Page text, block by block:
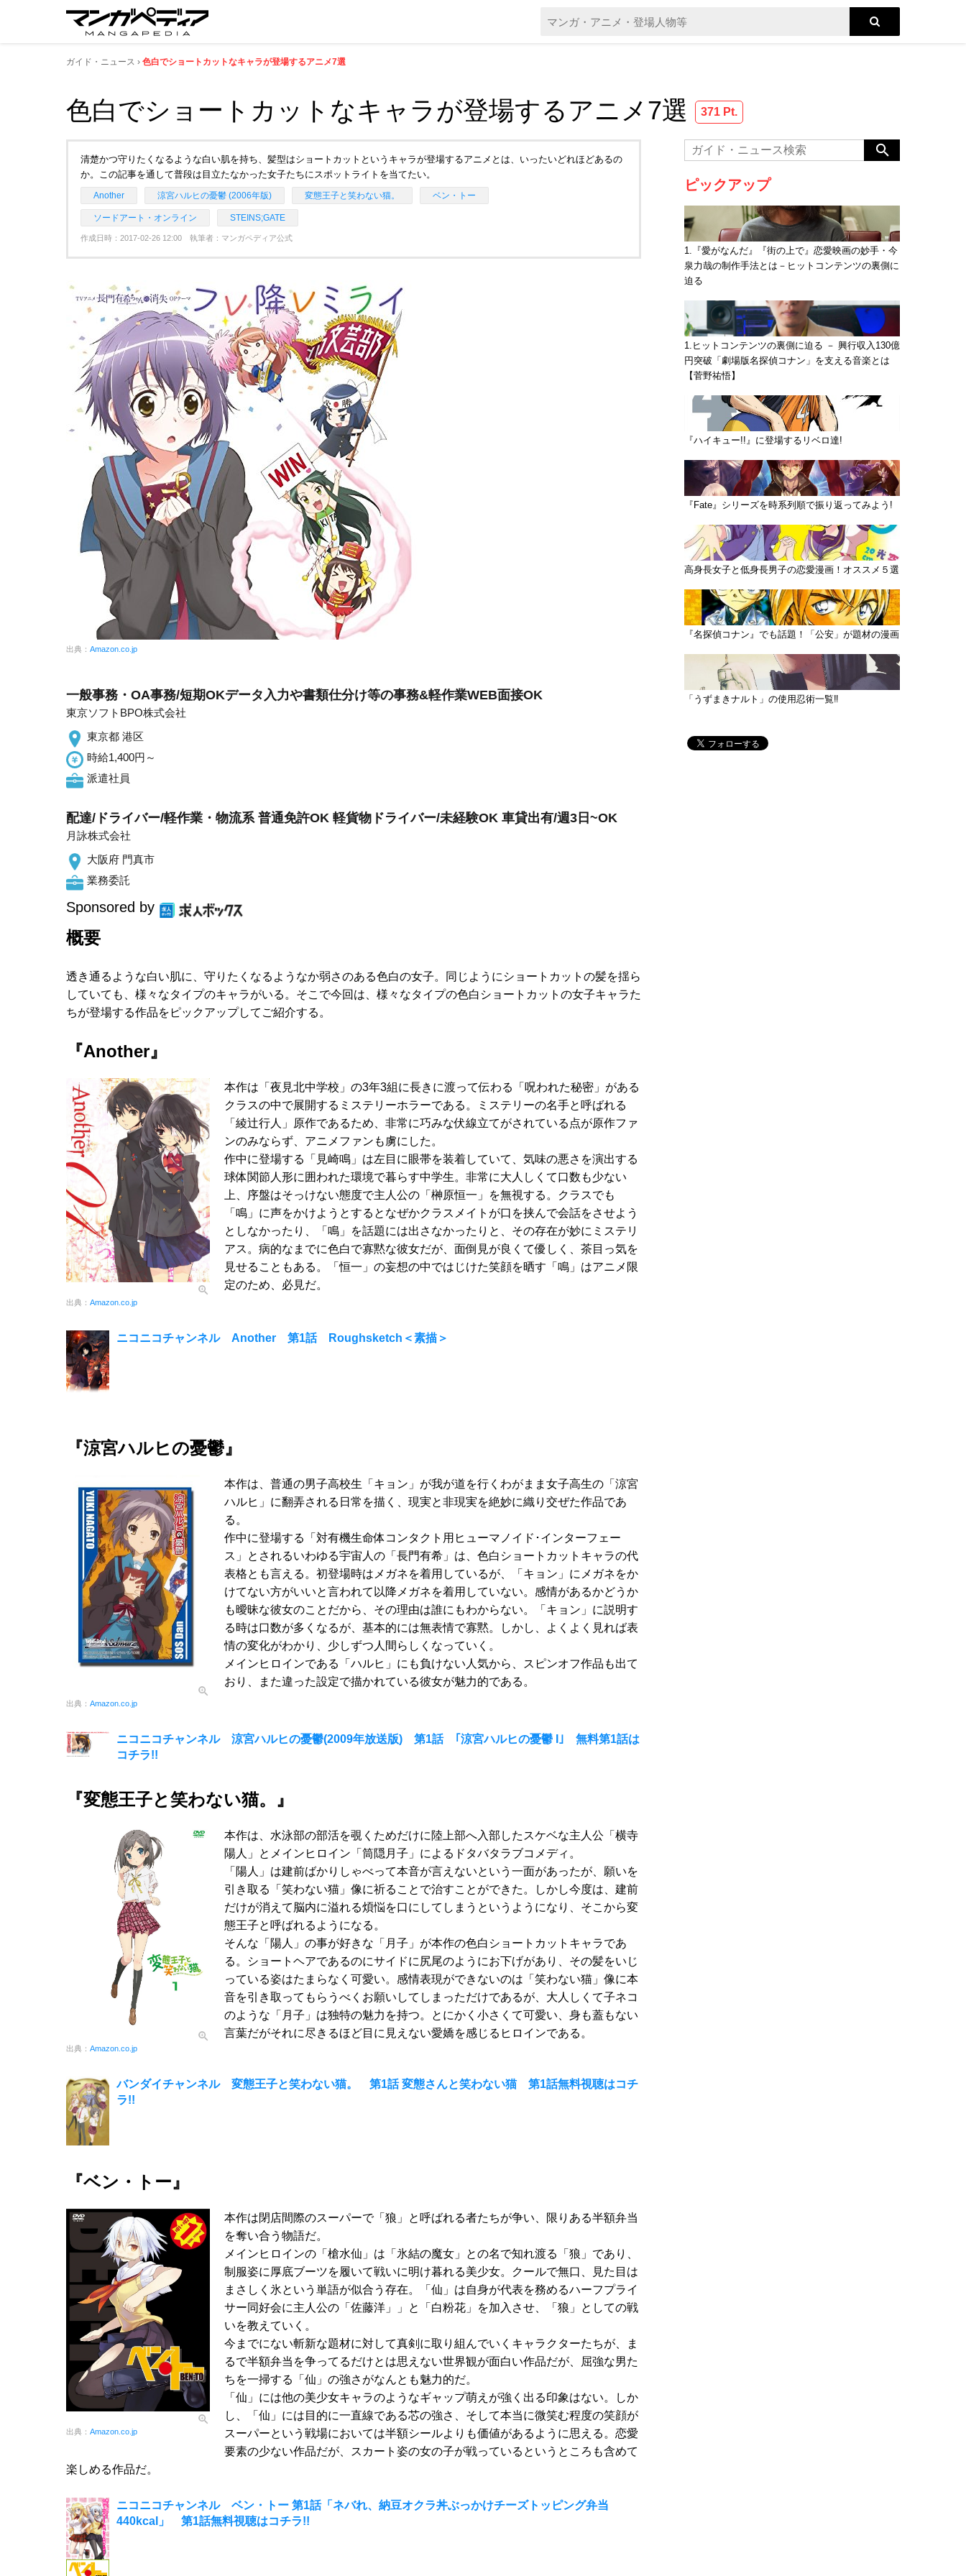
ガイド・ニュース 色白でショートカットなキャラが登場するアニメ7選
色白でショートカットなキャラが登場するアニメ7選 371 Pt.
清楚かつ守りたくなるような白い肌を持ち、髪型はショートカットというキャラが登場するアニメとは、いったいどれほどあるの
か。この記事を通して普段は目立たなかった女子たちにスポットライトを当てたい。
Another 涼宮ハルヒの憂鬱 (2006年版) 変態王子と笑わない猫。 ベン・トー
ソードアート・オンライン STEINS;GATE
作成日時：2017-02-26 12:00 執筆者：マンガペディア公式
出典： Amazon.co.jp
一般事務・OA事務/短期OKデータ入力や書類仕分け等の事務&軽作業WEB面接OK
東京ソフトBPO株式会社
東京都 港区
時給1,400円～
派遣社員
配達/ドライバー/軽作業・物流系 普通免許OK 軽貨物ドライバー/未経験OK 車貸出有/週3日~OK
月詠株式会社
大阪府 門真市
業務委託
Sponsored by
概要
透き通るような白い肌に、守りたくなるようなか弱さのある色白の女子。同じようにショートカットの髪を揺ら
していても、様々なタイプのキャラがいる。そこで今回は、様々なタイプの色白ショートカットの女子キャラた
ちが登場する作品をピックアップしてご紹介する。
『Another』
出典： Amazon.co.jp
本作は「夜見北中学校」の3年3組に長きに渡って伝わる「呪われた秘密」がある
クラスの中で展開するミステリーホラーである。ミステリーの名手と呼ばれる
「綾辻行人」原作であるため、非常に巧みな伏線立てがされている点が原作ファ
ンのみならず、アニメファンも虜にした。
作中に登場する「見崎鳴」は左目に眼帯を装着していて、気味の悪さを演出する
球体関節人形に囲われた環境で暮らす中学生。非常に大人しくて口数も少ない
上、序盤はそっけない態度で主人公の「榊原恒一」を無視する。クラスでも
「鳴」に声をかけようとするとなぜかクラスメイトが口を挟んで会話をさせよう
としなかったり、「鳴」を話題には出さなかったりと、その存在が妙にミステリ
アス。病的なまでに色白で寡黙な彼女だが、面倒見が良くて優しく、茶目っ気を
見せることもある。「恒一」の妄想の中ではじけた笑顔を晒す「鳴」はアニメ限
定のため、必見だ。
ニコニコチャンネル Another 第1話 Roughsketch＜素描＞
『涼宮ハルヒの憂鬱』
出典： Amazon.co.jp
本作は、普通の男子高校生「キョン」が我が道を行くわがまま女子高生の「涼宮
ハルヒ」に翻弄される日常を描く、現実と非現実を絶妙に織り交ぜた作品であ
る。
作中に登場する「対有機生命体コンタクト用ヒューマノイド･インターフェー
ス」とされるいわゆる宇宙人の「長門有希」は、色白ショートカットキャラの代
表格とも言える。初登場時はメガネを着用しているが、「キョン」にメガネをか
けてない方がいいと言われて以降メガネを着用していない。感情があるかどうか
も曖昧な彼女のことだから、その理由は誰にもわからない。「キョン」に説明す
る時は口数が多くなるが、基本的には無表情で寡黙。しかし、よくよく見れば表
情の変化がわかり、少しずつ人間らしくなっていく。
メインヒロインである「ハルヒ」にも負けない人気から、スピンオフ作品も出て
おり、また違った設定で描かれている彼女が魅力的である。
ニコニコチャンネル 涼宮ハルヒの憂鬱(2009年放送版) 第1話 ｢涼宮ハルヒの憂鬱 I｣ 無料第1話は
コチラ!!
『変態王子と笑わない猫。』
出典： Amazon.co.jp
本作は、水泳部の部活を覗くためだけに陸上部へ入部したスケベな主人公「横寺
陽人」とメインヒロイン「筒隠月子」によるドタバタラブコメディ。
「陽人」は建前ばかりしゃべって本音が言えないという一面があったが、願いを
引き取る「笑わない猫」像に祈ることで治すことができた。しかし今度は、建前
だけが消えて脳内に溢れる煩悩を口にしてしまうというようになり、そこから変
態王子と呼ばれるようになる。
そんな「陽人」の事が好きな「月子」が本作の色白ショートカットキャラであ
る。ショートヘアであるのにサイドに尻尾のようにお下げがあり、その髪をいじ
っている姿はたまらなく可愛い。感情表現ができないのは「笑わない猫」像に本
音を引き取ってもらうべくお願いしてしまっただけであるが、大人しくて子ネコ
のような「月子」は独特の魅力を持つ。とにかく小さくて可愛い、身も蓋もない
言葉だがそれに尽きるほど目に見えない愛嬌を感じるヒロインである。
バンダイチャンネル 変態王子と笑わない猫。 第1話 変態さんと笑わない猫 第1話無料視聴はコチ
ラ!!
『ベン・トー』
出典： Amazon.co.jp
本作は閉店間際のスーパーで「狼」と呼ばれる者たちが争い、限りある半額弁当
を奪い合う物語だ。
メインヒロインの「槍水仙」は「氷結の魔女」との名で知れ渡る「狼」であり、
制服姿に厚底ブーツを履いて戦いに明け暮れる美少女。クールで無口、見た目は
まさしく氷という単語が似合う存在。「仙」は自身が代表を務めるハーフプライ
サー同好会に主人公の「佐藤洋」」と「白粉花」を加入させ、「狼」としての戦
いを教えていく。
今までにない斬新な題材に対して真剣に取り組んでいくキャラクターたちが、ま
るで半額弁当を争ってるだけとは思えない世界観が面白い作品だが、屈強な男た
ちを一掃する「仙」の強さがなんとも魅力的だ。
「仙」には他の美少女キャラのようなギャップ萌えが強く出る印象はない。しか
し、「仙」には目的に一直線である芯の強さ、そして本当に微笑む程度の笑顔が
スーパーという戦場においては半額シールよりも価値があるように思える。恋愛
要素の少ない作品だが、スカート姿の女の子が戦っているというところも含めて
楽しめる作品だ。
ニコニコチャンネル ベン・トー 第1話「ネバれ、納豆オクラ丼ぶっかけチーズトッピング弁当
440kcal」 第1話無料視聴はコチラ!!
ピックアップ
1.『愛がなんだ』『街の上で』恋愛映画の妙手・今
泉力哉の制作手法とは－ヒットコンテンツの裏側に
迫る
1.ヒットコンテンツの裏側に迫る － 興行収入130億
円突破「劇場版名探偵コナン」を支える音楽とは
【菅野祐悟】
『ハイキュー!!』に登場するリベロ達!
『Fate』シリーズを時系列順で振り返ってみよう!
高身長女子と低身長男子の恋愛漫画！オススメ５選
『名探偵コナン』でも話題！「公安」が題材の漫画
「うずまきナルト」の使用忍術一覧‼